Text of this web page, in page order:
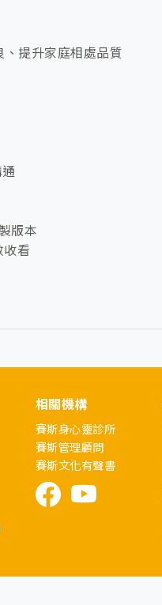
、提升家庭相處品質
版本
看
相關機構
賽斯身心靈診所
賽斯管理顧問
賽斯文化有聲書